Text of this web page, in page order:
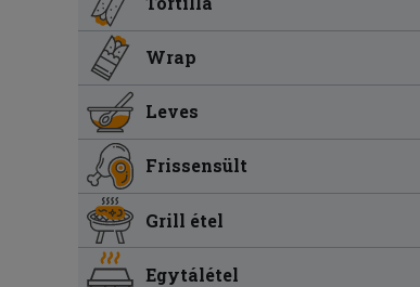
Wrap
Leves
Frissensült
Grill étel
Egytálétel